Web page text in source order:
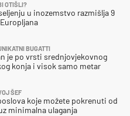
OTIŠLI?
u inozemstvo razmišlja 9
BUGATTI
je po vrsti srednjovjekovnog
konja i visok samo metar
ŠEF
koje možete pokrenuti od
minimalna ulaganja